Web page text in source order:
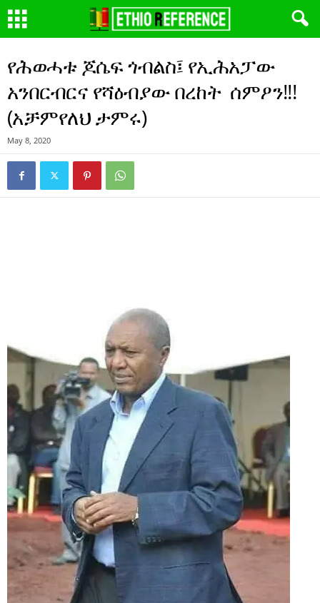
የሕወሓቱ ጆሴፍ ጎብልስ፤ የኢሕአፓው
አንበርብርና የሻዕብያው በረከት ሰምዖን!!!
(አቻምየለህ ታምሩ)
May 8, 2020